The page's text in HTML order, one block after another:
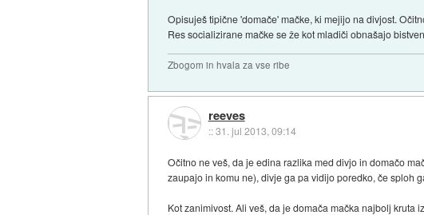
Opisuješ tipične 'domače' mačke, ki mejijo na divjost.
Res socializirane mačke se že kot mladiči obnašajo
Zbogom in hvala za vse ribe
reeves
::31. jul 2013, 09:14
Očitno ne veš, da je edina razlika med divjo in domačo
zaupajo in komu ne), divje ga pa vidijo poredko, če sploh
Kot zanimivost. Ali veš, da je domača mačka najbolj kruta